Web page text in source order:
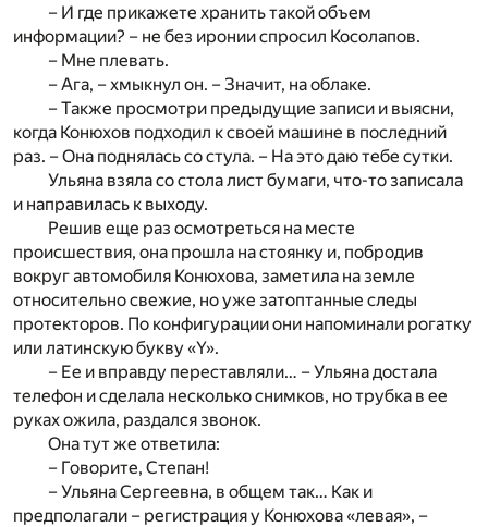
– И где прикажете хранить такой объем
информации? – не без иронии спросил Косолапов.
– Мне плевать.
– Ага, – хмыкнул он. – Значит, на облаке.
– Также просмотри предыдущие записи и выясни,
когда Конюхов подходил к своей машине в последний
раз. – Она поднялась со стула. – На это даю тебе сутки.
Ульяна взяла со стола лист бумаги, что-то записала
и направилась к выходу.
Решив еще раз осмотреться на месте
происшествия, она прошла на стоянку и, побродив
вокруг автомобиля Конюхова, заметила на земле
относительно свежие, но уже затоптанные следы
протекторов. По конфигурации они напоминали рогатку
или латинскую букву «Y».
– Ее и вправду переставляли… – Ульяна достала
телефон и сделала несколько снимков, но трубка в ее
руках ожила, раздался звонок.
Она тут же ответила:
– Говорите, Степан!
– Ульяна Сергеевна, в общем так… Как и
предполагали – регистрация у Конюхова «левая», –